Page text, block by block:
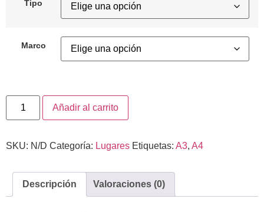
Tipo
Marco
Añadir al carrito
SKU: N/D Categoría: Lugares Etiquetas: A3, A4
Descripción Valoraciones (0)